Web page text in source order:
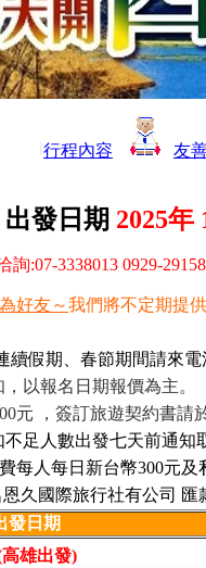
行程內容 友
出發日期 2025年
詢:07-3338013 0929-
好友～我們將不定期提
續假期、春節期間請來
以報名日期報價為主。
元
，簽訂旅遊契約書請
足人數出發七天前通知
每人每日新台幣300元及
久國際旅行社有公司 匯
發日期
雄出發)